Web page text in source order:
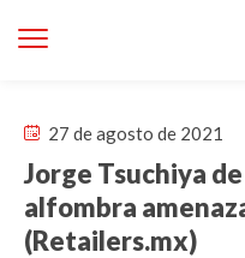
27 de agosto de 2021
Jorge Tsuchiya
alfombra
(Retailers.mx)